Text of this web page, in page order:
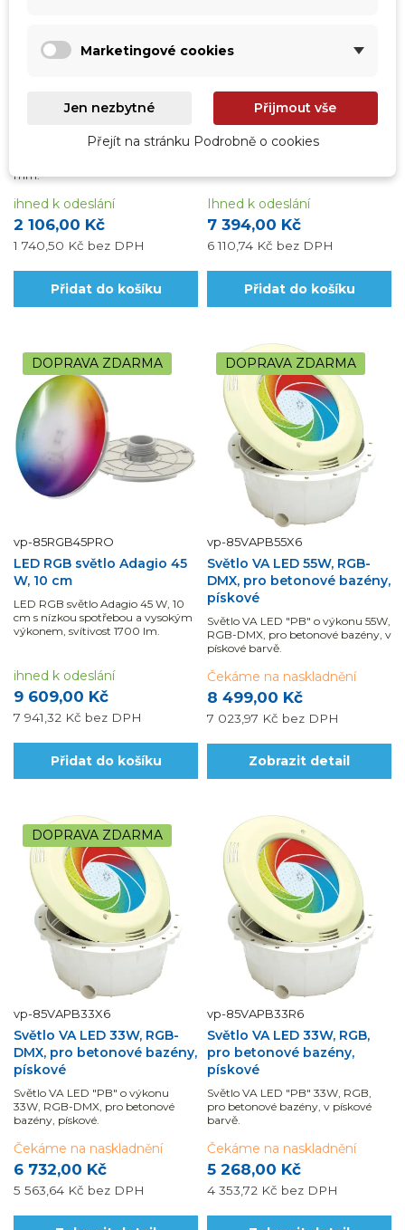
Bazénové LED světlo LED18
Bazénové LED světlo LED18
mm.
2 106,00 Kč
1 740,50 Kč bez DPH
ihned k odeslání
Přidat do košíku
Světlo COFIE "DESIGN" LED
RGB - 16W
Světlo COFIE "DESIGN" LED RGB -
7 394,00 Kč
6 110,74 Kč bez DPH
Ihned k odeslání
Přidat do košíku
DOPRAVA ZDARMA
vp-85RGB45PRO
LED RGB světlo Adagio 45
W, 10 cm
LED RGB světlo Adagio 45 W, 10
cm s nízkou spotřebou a vysokým
výkonem, svítivost 1700 lm.
9 609,00 Kč
7 941,32 Kč bez DPH
ihned k odeslání
Přidat do košíku
DOPRAVA ZDARMA
vp-85VAPB55X6
Světlo VA LED 55W, RGB-
DMX, pro betonové bazény,
pískové
Světlo VA LED "PB" o výkonu 55W,
RGB-DMX, pro betonové bazény, v
pískové barvě.
8 499,00 Kč
7 023,97 Kč bez DPH
Čekáme na naskladnění
Zobrazit detail
DOPRAVA ZDARMA
vp-85VAPB33X6
Světlo VA LED 33W, RGB-
DMX, pro betonové bazény,
pískové
Světlo VA LED "PB" o výkonu
33W, RGB-DMX, pro betonové
bazény, pískové.
6 732,00 Kč
5 563,64 Kč bez DPH
Čekáme na naskladnění
vp-85VAPB33R6
Světlo VA LED 33W, RGB,
pro betonové bazény,
pískové
Světlo VA LED "PB" 33W, RGB,
pro betonové bazény, v pískové
barvě.
5 268,00 Kč
4 353,72 Kč bez DPH
Čekáme na naskladnění
Marketingové cookies
Jen nezbytné Přijmout vše
Přejít na stránku Podrobně o cookies